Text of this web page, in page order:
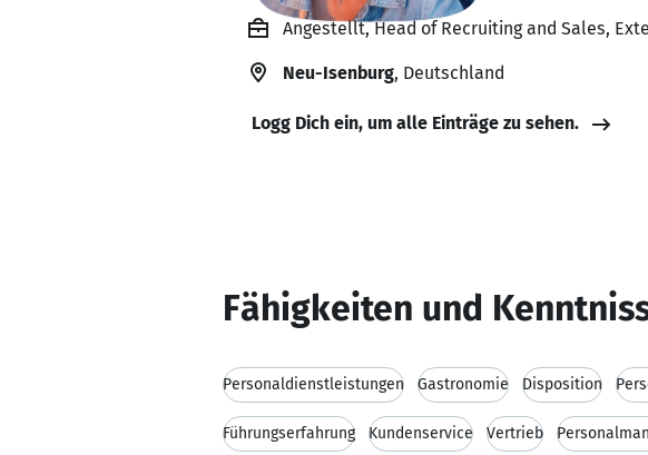
Angestellt, Head of Recruiting and Sales,
Neu-Isenburg, Deutschland
Logg Dich ein, um alle Einträge zu sehen.
Fähigkeiten und
Personaldienstleistungen Gastronomie Disposition
Führungserfahrung Kundenservice Vertrieb